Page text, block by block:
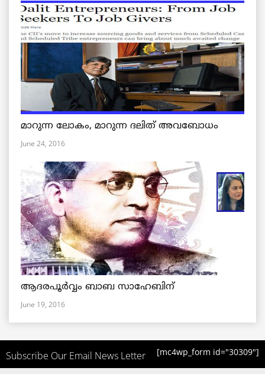
മാറുന്ന ലോകം, മാറുന്ന ദലിത് അവബോധം
June 24, 2016
ആദരപൂര്‍വ്വം ബാബ സാഹേബിന്
June 19, 2016
Subscribe Our Email News Letter [mc4wp_form id="30309"]